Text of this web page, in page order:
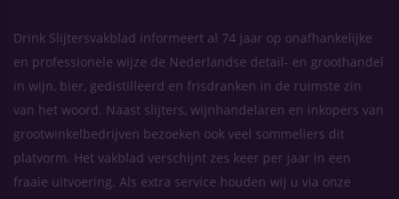
Drink Slijtersvakblad informeert al 74 jaar op onafhankelijke
en professionele wijze de Nederlandse detail- en groothandel
in wijn, bier, gedistilleerd en frisdranken in de ruimste zin
van het woord. Naast slijters, wijnhandelaren en inkopers van
grootwinkelbedrijven bezoeken ook veel sommeliers dit
platvorm. Het vakblad verschijnt zes keer per jaar in een
fraaie uitvoering. Als extra service houden wij u via onze